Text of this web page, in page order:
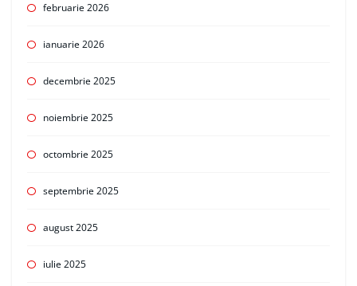
februarie 2026
ianuarie 2026
decembrie 2025
noiembrie 2025
octombrie 2025
septembrie 2025
august 2025
iulie 2025